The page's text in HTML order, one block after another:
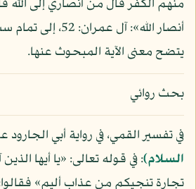
منهم الكفر قال من أنصاري إلى الله
أنصار الله»: آل
يتضح معنى الآية المبحوث عنها.
بحث روائي
في تفسير القمي، في رواية أبي
السلام): في قوله تعالى: «يا أيها
تجارة تنجيكم من عذاب أليم»